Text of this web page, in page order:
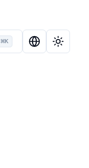
⌘K Language
Toggle